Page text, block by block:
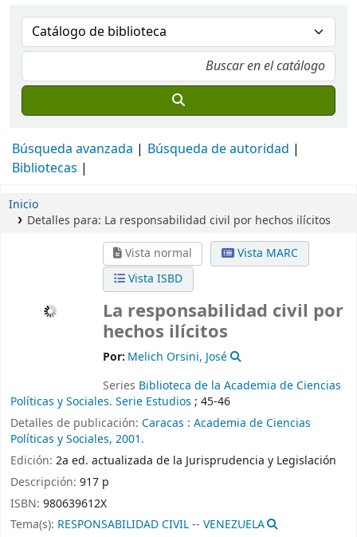
Búsqueda avanzada
Búsqueda de autoridad
Bibliotecas
Inicio
Detalles para: La responsabilidad civil por hechos ilícitos
Vista normal
Vista MARC
Vista ISBD
La responsabilidad civil por
hechos ilícitos
Por: Melich Orsini, José
Series Biblioteca de la Academia de Ciencias
Políticas y Sociales. Serie Estudios ; 45-46
Detalles de publicación: Caracas : Academia de Ciencias
Políticas y Sociales, 2001.
Edición: 2a ed. actualizada de la Jurisprudencia y Legislación
Descripción: 917 p
ISBN: 980639612X
Tema(s): RESPONSABILIDAD CIVIL -- VENEZUELA